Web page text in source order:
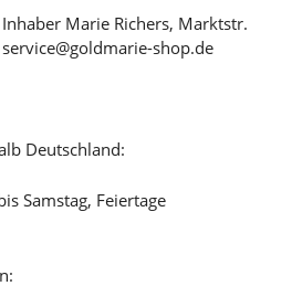
Marie Richers, Marktstr.
shop.de
Deutschland:
Samstag, Feiertage